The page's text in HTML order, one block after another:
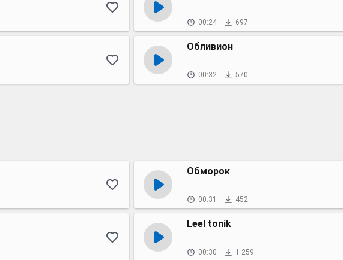
00:24 697
Обливион
00:32 570
Обморок
00:31 452
Leel tonik
00:30 1 259